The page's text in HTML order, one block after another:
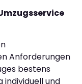
Anforderungen
bestens
individuell und